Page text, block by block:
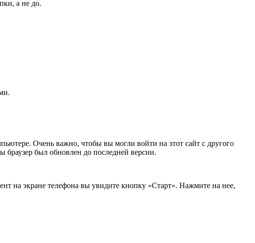
а не до.
Очень важно, чтобы вы могли войти на этот сайт с другого
браузер был обновлен до последней версии.
на экране телефона вы увидите кнопку «Старт». Нажмите на нее,